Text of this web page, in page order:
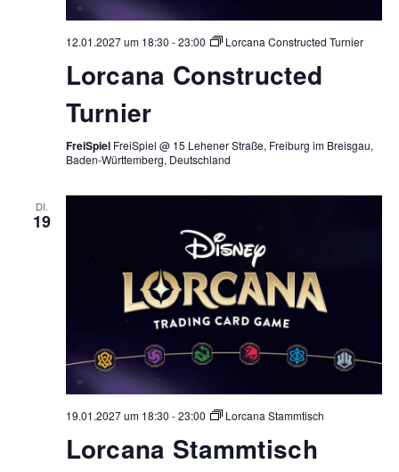
12.01.2027 um 18:30 -23:00 Lorcana Constructed Turnier
Lorcana Constructed
Turnier
FreiSpiel FreiSpiel @ 15 Lehener Straße, Freiburg im Breisgau,
Baden-Württemberg, Deutschland
DI.
19
19.01.2027 um 18:30 -23:00 Lorcana Stammtisch
Lorcana Stammtisch